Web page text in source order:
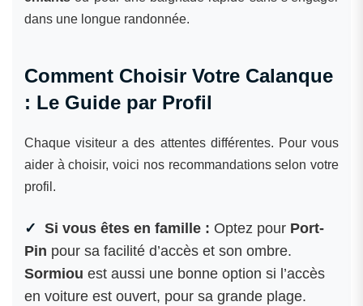
dans une longue randonnée.
Comment Choisir Votre Calanque
: Le Guide par Profil
Chaque visiteur a des attentes différentes. Pour vous
aider à choisir, voici nos recommandations selon votre
profil.
Si vous êtes en famille : Optez pour Port-
Pin pour sa facilité d’accès et son ombre.
Sormiou est aussi une bonne option si l’accès
en voiture est ouvert, pour sa grande plage.